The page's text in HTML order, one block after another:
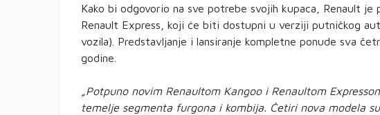
Kako bi odgovorio na sve potrebe svojih kupaca, Renault
Renault Express, koji će biti dostupni u verziji putničkog
vozila). Predstavljanje i lansiranje kompletne ponude sva
godine.
„Potpuno novim Renaultom Kangoo i Renaultom
temelje segmenta furgona i kombija. Četiri nova modela